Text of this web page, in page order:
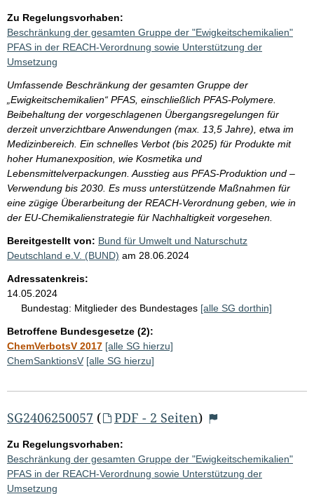
Zu Regelungsvorhaben:
Beschränkung der gesamten Gruppe der "Ewigkeitschemikalien"
PFAS in der REACH-Verordnung sowie Unterstützung der
Umsetzung
Umfassende Beschränkung der gesamten Gruppe der
„Ewigkeitschemikalien“ PFAS, einschließlich PFAS-Polymere.
Beibehaltung der vorgeschlagenen Übergangsregelungen für
derzeit unverzichtbare Anwendungen (max. 13,5 Jahre), etwa im
Medizinbereich. Ein schnelles Verbot (bis 2025) für Produkte mit
hoher Humanexposition, wie Kosmetika und
Lebensmittelverpackungen. Ausstieg aus PFAS-Produktion und –
Verwendung bis 2030. Es muss unterstützende Maßnahmen für
eine zügige Überarbeitung der REACH-Verordnung geben, wie in
der EU-Chemikalienstrategie für Nachhaltigkeit vorgesehen.
Bereitgestellt von: Bund für Umwelt und Naturschutz
Deutschland e.V. (BUND) am 28.06.2024
Adressatenkreis:
14.05.2024
Bundestag: Mitglieder des Bundestages [alle SG dorthin]
Betroffene Bundesgesetze (2):
ChemVerbotsV 2017 [alle SG hierzu]
ChemSanktionsV [alle SG hierzu]
SG2406250057 ( PDF - 2 Seiten)
Zu Regelungsvorhaben:
Beschränkung der gesamten Gruppe der "Ewigkeitschemikalien"
PFAS in der REACH-Verordnung sowie Unterstützung der
Umsetzung